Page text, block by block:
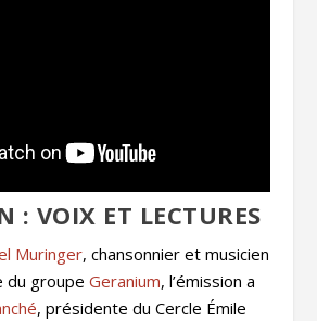
: VOIX ET LECTURES
Muringer, chansonnier et musicien
du groupeGeranium, l’émission a
, présidente du Cercle Émile